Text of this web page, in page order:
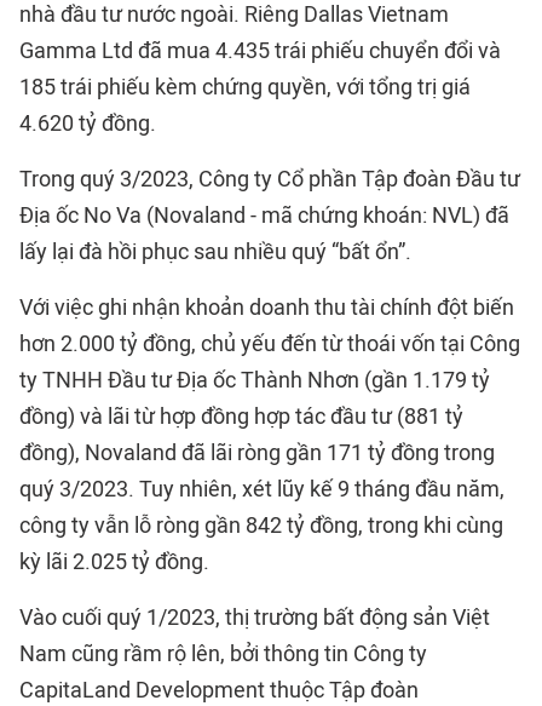
nhà đầu tư nước ngoài. Riêng Dallas Vietnam
Gamma Ltd đã mua 4.435 trái phiếu chuyển đổi và
185 trái phiếu kèm chứng quyền, với tổng trị giá
4.620 tỷ đồng.
Trong quý 3/2023, Công ty Cổ phần Tập đoàn Đầu tư
Địa ốc No Va (Novaland - mã chứng khoán: NVL) đã
lấy lại đà hồi phục sau nhiều quý “bất ổn”.
Với việc ghi nhận khoản doanh thu tài chính đột biến
hơn 2.000 tỷ đồng, chủ yếu đến từ thoái vốn tại Công
ty TNHH Đầu tư Địa ốc Thành Nhơn (gần 1.179 tỷ
đồng) và lãi từ hợp đồng hợp tác đầu tư (881 tỷ
đồng), Novaland đã lãi ròng gần 171 tỷ đồng trong
quý 3/2023. Tuy nhiên, xét lũy kế 9 tháng đầu năm,
công ty vẫn lỗ ròng gần 842 tỷ đồng, trong khi cùng
kỳ lãi 2.025 tỷ đồng.
Vào cuối quý 1/2023, thị trường bất động sản Việt
Nam cũng rầm rộ lên, bởi thông tin Công ty
CapitaLand Development thuộc Tập đoàn